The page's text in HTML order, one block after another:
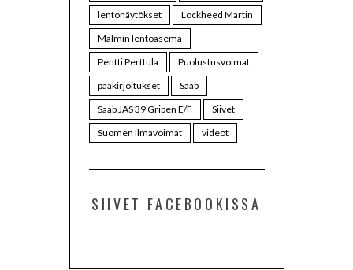
lentonäytökset
Lockheed Martin
Malmin lentoasema
Pentti Perttula
Puolustusvoimat
pääkirjoitukset
Saab
Saab JAS 39 Gripen E/F
Siivet
Suomen Ilmavoimat
videot
SIIVET FACEBOOKISSA